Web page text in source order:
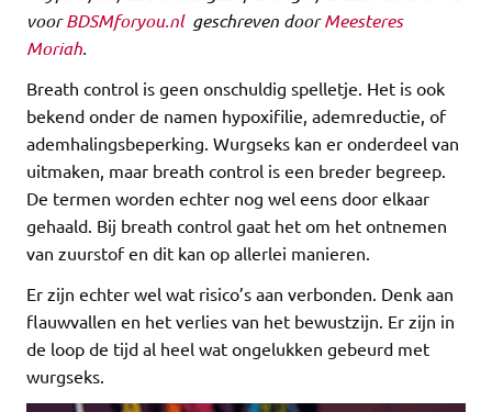
voorBDSMforyou.nlgeschreven doorMeesteres
Moriah.
Breath control is geen onschuldig spelletje. Het is ook
bekend onder de namen hypoxifilie, ademreductie, of
ademhalingsbeperking. Wurgseks kan er onderdeel van
uitmaken, maar breath control is een breder begreep.
De termen worden echter nog wel eens door elkaar
gehaald. Bij breath control gaat het om het ontnemen
van zuurstof en dit kan op allerlei manieren.
Er zijn echter wel wat risico’s aan verbonden. Denk aan
flauwvallen en het verlies van het bewustzijn. Er zijn in
de loop de tijd al heel wat ongelukken gebeurd met
wurgseks.